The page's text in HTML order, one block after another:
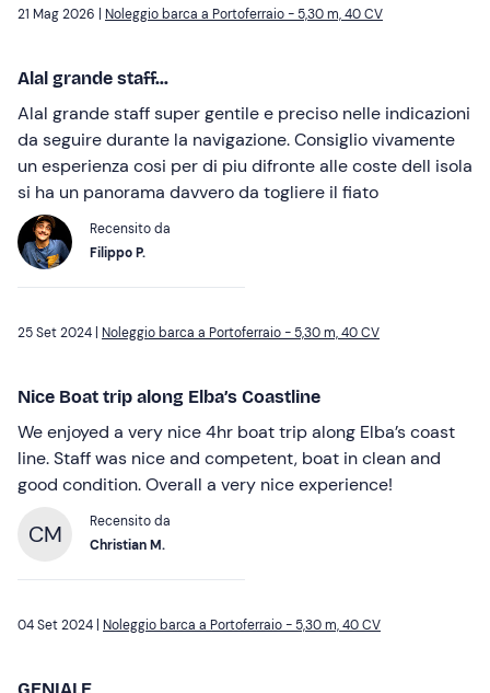
21 Mag 2026 | Noleggio barca a Portoferraio - 5,30 m, 40 CV
Alal grande staff...
Alal grande staff super gentile e preciso nelle indicazioni
da seguire durante la navigazione. Consiglio vivamente
un esperienza cosi per di piu difronte alle coste dell isola
si ha un panorama davvero da togliere il fiato
Recensito da
Filippo P.
25 Set 2024 | Noleggio barca a Portoferraio - 5,30 m, 40 CV
Nice Boat trip along Elba’s Coastline
We enjoyed a very nice 4hr boat trip along Elba’s coast
line. Staff was nice and competent, boat in clean and
good condition. Overall a very nice experience!
CM
Recensito da
Christian M.
04 Set 2024 | Noleggio barca a Portoferraio - 5,30 m, 40 CV